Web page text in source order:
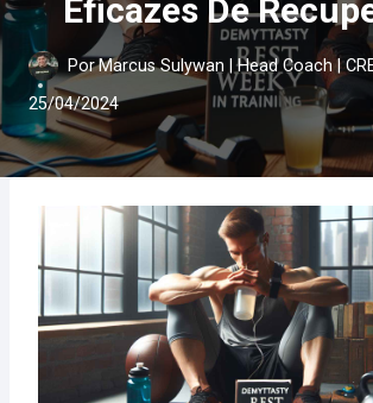
Eficazes De
PorMarcus Sulywan | Head Coach |
25/04/2024